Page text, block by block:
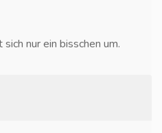
nur ein bisschen um.